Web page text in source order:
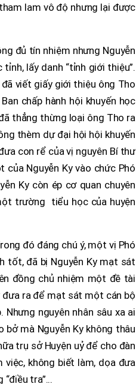
lam vô độ nhưng lại được
đủ tín nhiệm nhưng Nguyễn
lấy danh “tỉnh giới thiệu”.
viết giấy giới thiệu ông Tho
chấp hành hội khuyến học
thẳng thừng loại ông Tho ra
thèm dự đại hội hội khuyến
con rể của vị nguyên Bí thư
của Nguyễn Ky vào chức Phó
Ky còn ép cơ quan chuyên
trường tiểu học của huyện
đó đáng chú ý, một vị Phó
tốt, đã bị Nguyễn Ky mạt sát
đồng chủ nhiệm một đề tài
đưa ra để mạt sát một cán bộ
nguyên nhân sâu xa ai
bở mà Nguyễn Ky không thâu
trụ sở Huyện uỷ để cho đàn
việc, không biết làm, dọa đưa
tra”...